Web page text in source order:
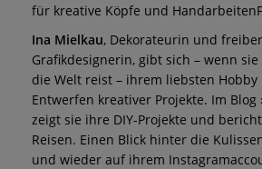
für kreative Köpfe und
Ina Mielkau, Dekorateurin und
Grafikdesignerin, gibt sich – wenn
die Welt reist – ihrem liebsten Hobby
Entwerfen kreativer Projekte. Im Blog
zeigt sie ihre DIY-Projekte und
Reisen. Einen Blick hinter die
und wieder auf ihrem